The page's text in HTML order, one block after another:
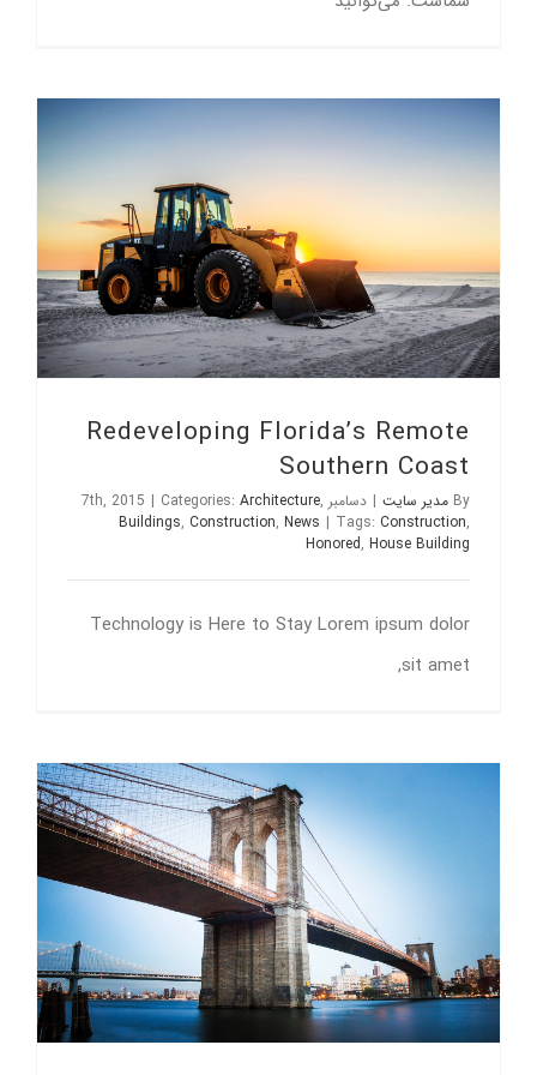
Redeveloping Florida’s Remote
Southern Coast
By مدیر سایت | دسامبر 7th, 2015 | Categories:Architecture,
Buildings,Construction,News | Tags:Construction,
Honored,House Building
Technology is Here to Stay Lorem ipsum dolor
sit amet,